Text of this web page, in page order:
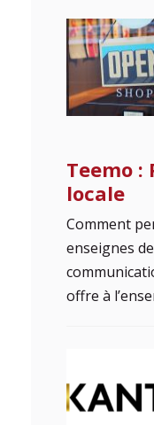
Teemo
locale
Comment
enseignes
offre à